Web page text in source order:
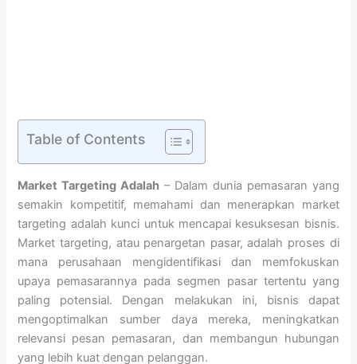
Table of Contents
Market Targeting Adalah – Dalam dunia pemasaran yang
semakin kompetitif, memahami dan menerapkan market
targeting adalah kunci untuk mencapai kesuksesan bisnis.
Market targeting, atau penargetan pasar, adalah proses di
mana perusahaan mengidentifikasi dan memfokuskan
upaya pemasarannya pada segmen pasar tertentu yang
paling potensial. Dengan melakukan ini, bisnis dapat
mengoptimalkan sumber daya mereka, meningkatkan
relevansi pesan pemasaran, dan membangun hubungan
yang lebih kuat dengan pelanggan.